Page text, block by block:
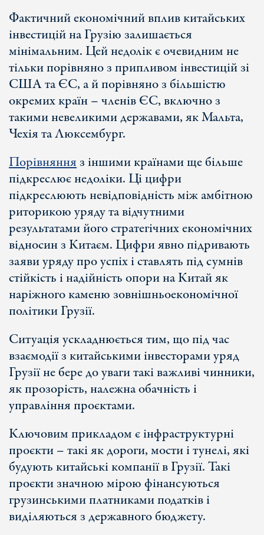
Фактичний економічний вплив китайських
інвестицій на Грузію залишається
мінімальним. Цей недолік є очевидним не
тільки порівняно з припливом інвестицій зі
США та ЄС, а й порівняно з більшістю
окремих країн – членів ЄС, включно з
такими невеликими державами, як Мальта,
Чехія та Люксембург.
Порівнянняз іншими країнами ще більше
підкреслює недоліки. Ці цифри
підкреслюють невідповідність між амбітною
риторикою уряду та відчутними
результатами його стратегічних економічних
відносин з Китаєм. Цифри явно підривають
заяви уряду про успіх і ставлять під сумнів
стійкість і надійність опори на Китай як
наріжного каменю зовнішньоекономічної
політики Грузії.
Ситуація ускладнюється тим, що під час
взаємодії з китайськими інвесторами уряд
Грузії не бере до уваги такі важливі чинники,
як прозорість, належна обачність і
управління проєктами.
Ключовим прикладом є інфраструктурні
проєкти – такі як дороги, мости і тунелі, які
будують китайські компанії в Грузії. Такі
проєкти значною мірою фінансуються
грузинськими платниками податків і
виділяються з державного бюджету.